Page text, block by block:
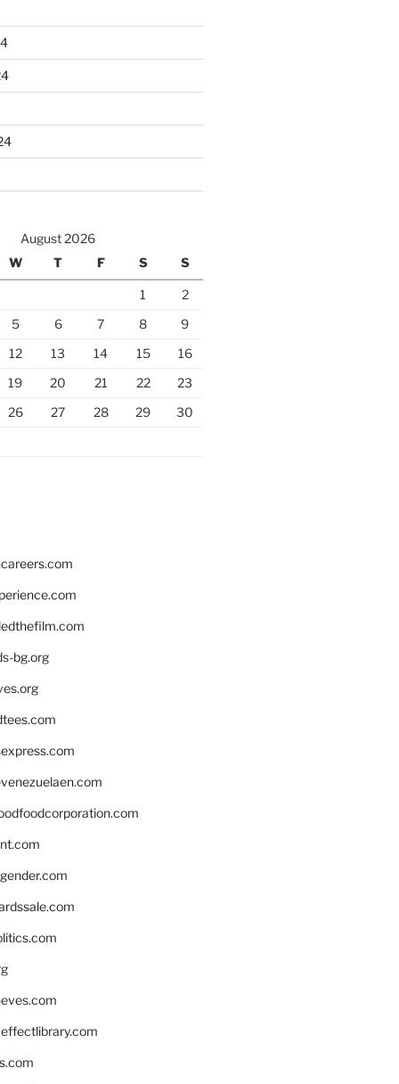
August 2026
W T F S S
1
2
5 6 7 8
9
12 13 14 15
16
19 20 21 22
23
26 27 28 29
30
bg.org